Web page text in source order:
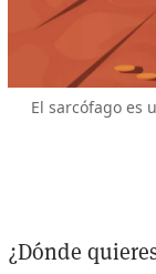
El sarcófago es
¿Dónde